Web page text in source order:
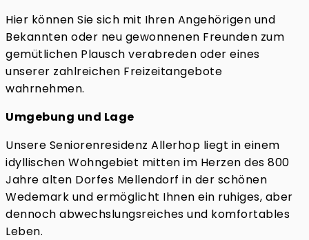
Hier können Sie sich mit Ihren Angehörigen und
Bekannten oder neu gewonnenen Freunden zum
gemütlichen Plausch verabreden oder eines
unserer zahlreichen Freizeitangebote
wahrnehmen.
Umgebung und Lage
Unsere Seniorenresidenz Allerhop liegt in einem
idyllischen Wohngebiet mitten im Herzen des 800
Jahre alten Dorfes Mellendorf in der schönen
Wedemark und ermöglicht Ihnen ein ruhiges, aber
dennoch abwechslungsreiches und komfortables
Leben.